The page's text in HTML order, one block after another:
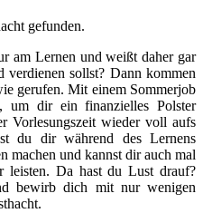
gefunden.
am Lernen und weißt daher gar
sollst? Dann kommen
gerufen. Mit einem Sommerjob
um dir ein finanzielles Polster
Vorlesungszeit wieder voll aufs
du dir während des Lernens
machen und kannst dir auch mal
leisten. Da hast du Lust drauf?
bewirb dich mit nur wenigen